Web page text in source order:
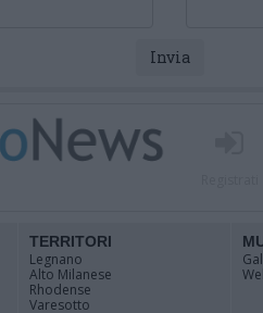
TERRITORI
Legnano
Alto Milanese
Rhodense
Varesotto